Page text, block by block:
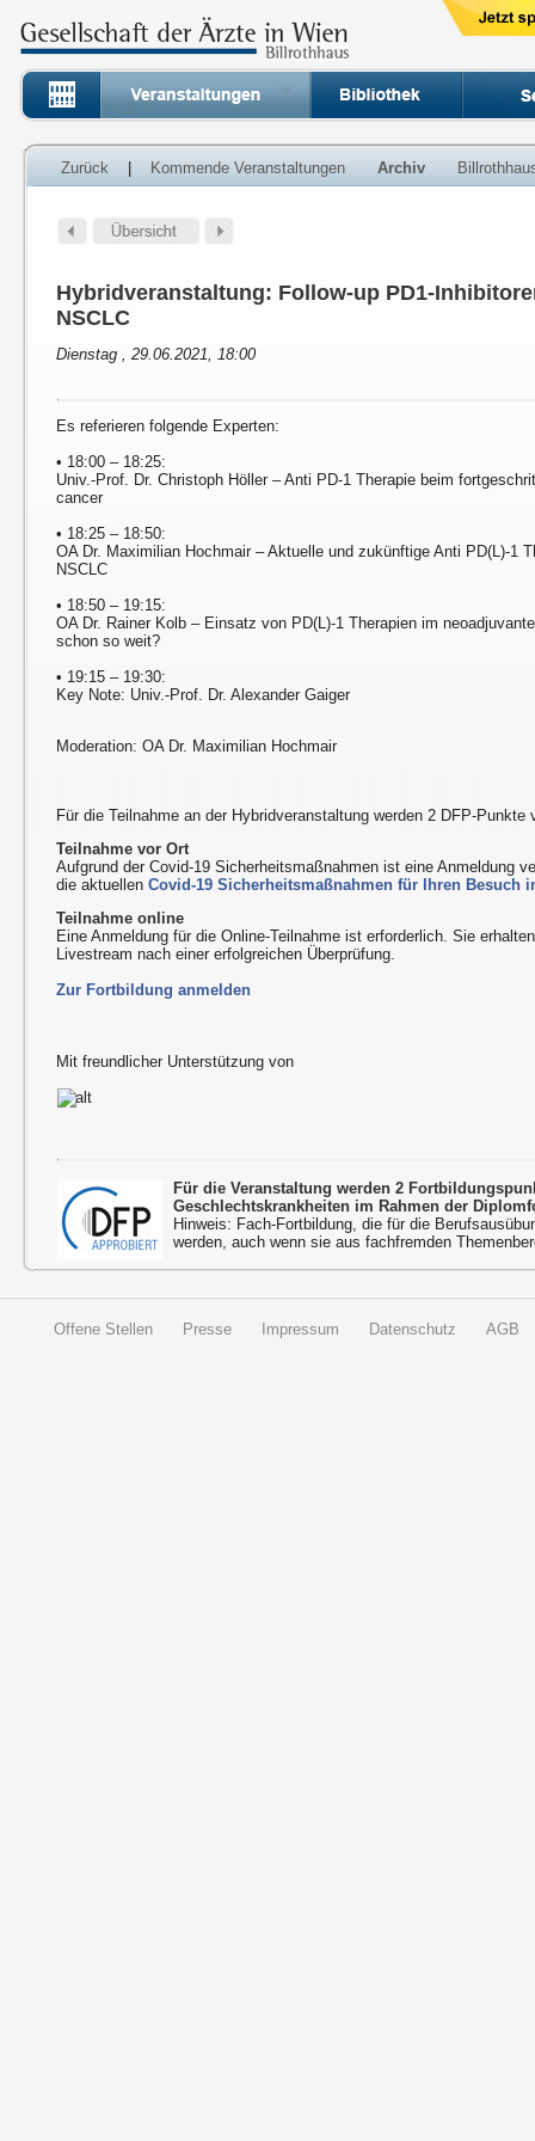
Zurück Kommende Veranstaltungen Archiv
Hybridveranstaltung: Follow-up PD1-
NSCLC
Dienstag , 29.06.2021, 18:00
Es referieren folgende Experten:
• 18:00 – 18:25:
Univ.-Prof. Dr. Christoph Höller – Anti PD-1 Therapie beim
cancer
• 18:25 – 18:50:
OA Dr. Maximilian Hochmair – Aktuelle und zukünftige Anti PD(L)-1
NSCLC
• 18:50 – 19:15:
OA Dr. Rainer Kolb – Einsatz von PD(L)-1 Therapien im
schon so weit?
• 19:15 – 19:30:
Key Note: Univ.-Prof. Dr. Alexander Gaiger
Moderation: OA Dr. Maximilian Hochmair
Für die Teilnahme an der Hybridveranstaltung werden 2 DFP-Punkte
Teilnahme vor Ort
Aufgrund der Covid-19 Sicherheitsmaßnahmen ist eine Anmeldung
die aktuellenCovid-19 Sicherheitsmaßnahmen für Ihren Besuch
Teilnahme online
Eine Anmeldung für die Online-Teilnahme ist erforderlich. Sie
Livestream nach einer erfolgreichen Überprüfung.
Zur Fortbildung anmelden
Mit freundlicher Unterstützung von
Für die Veranstaltung werden 2
Geschlechtskrankheiten im Rahmen der
Hinweis: Fach-Fortbildung, die für die
werden, auch wenn sie aus fachfremden
Offene Stellen Presse Impressum Datenschutz AGB